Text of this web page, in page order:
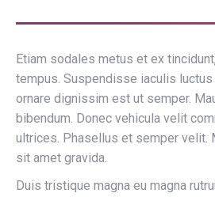
Etiam sodales metus et ex
tempus. Suspendisse iaculis
ornare dignissim est ut semper.
bibendum. Donec vehicula velit
ultrices. Phasellus et semper velit.
sit amet gravida.
Duis tristique magna eu magna